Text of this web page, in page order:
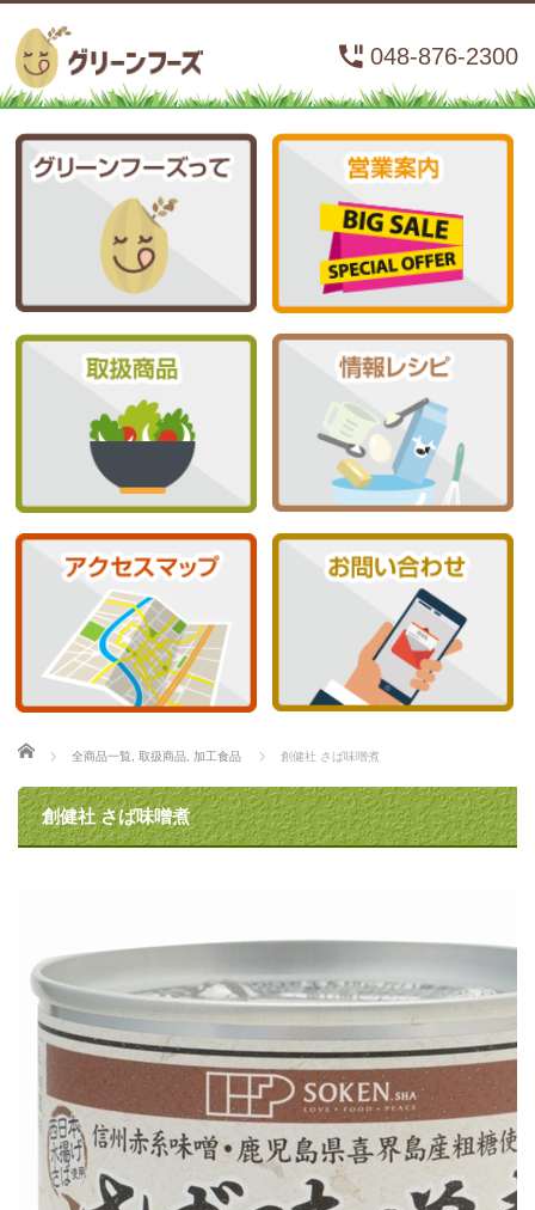
048-876-2300
ホーム
全商品一覧 取扱商品 加工食品 創健社 さば味噌煮
創健社 さば味噌煮